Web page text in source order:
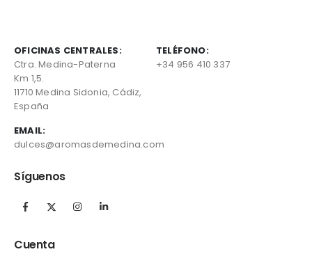
OFICINAS CENTRALES:
Ctra. Medina-Paterna
Km 1,5.
11710 Medina Sidonia, Cádiz,
España
TELÉFONO:
+34 956 410 337
EMAIL:
dulces@aromasdemedina.com
Síguenos
Cuenta